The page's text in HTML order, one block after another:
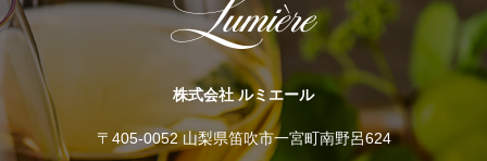
株式会社 ルミエール
〒405-0052 山梨県笛吹市一宮町南野呂624